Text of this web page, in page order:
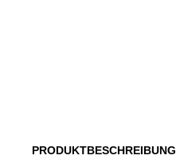
PRODUKTBESCHREIBUNG